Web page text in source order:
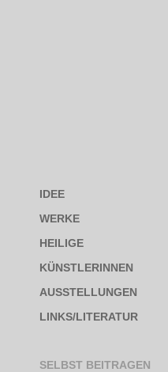
IDEE
WERKE
HEILIGE
KÜNSTLERINNEN
AUSSTELLUNGEN
LINKS/LITERATUR
SELBST BEITRAGEN